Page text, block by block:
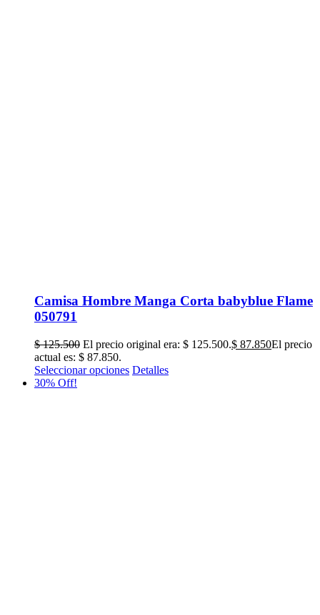
Camisa Hombre Manga Corta babyblue Flame
050791
$125.500 El precio original era: $ 125.500.$ 87.850El precio
actual es: $ 87.850.
Seleccionar opciones Detalles
30% Off!